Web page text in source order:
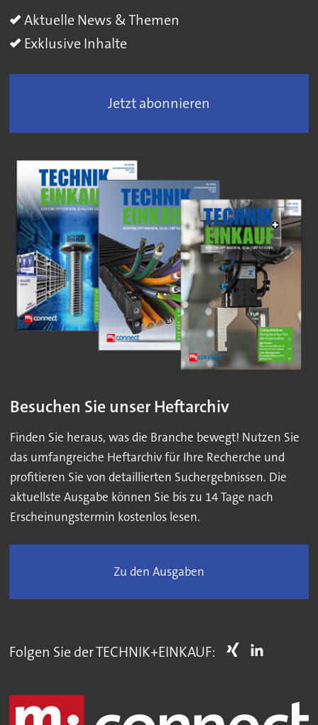
Aktuelle News & Themen
Exklusive Inhalte
Jetzt abonnieren
Besuchen Sie unser Heftarchiv
Finden Sie heraus, was die Branche bewegt! Nutzen Sie
das umfangreiche Heftarchiv für Ihre Recherche und
profitieren Sie von detaillierten Suchergebnissen. Die
aktuellste Ausgabe können Sie bis zu 14 Tage nach
Erscheinungstermin kostenlos lesen.
Zu den Ausgaben
Folgen Sie der TECHNIK+EINKAUF: